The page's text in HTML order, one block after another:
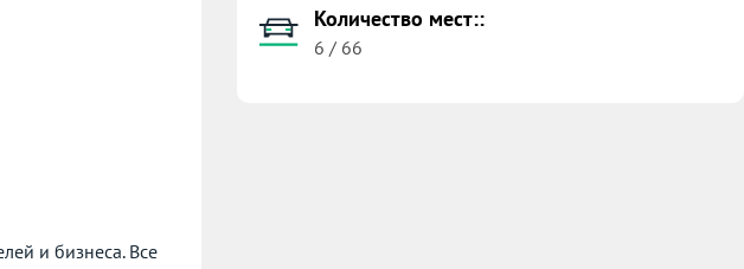
и бизнеса. Все
Количество мест::
6 / 66